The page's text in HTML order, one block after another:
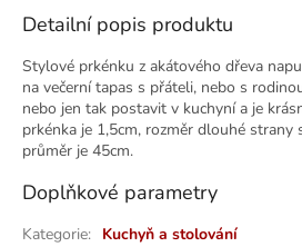
Detailní popis produktu
Stylové prkénku z akátového dřeva
na večerní tapas s přáteli, nebo s
nebo jen tak postavit v kuchyní a je
prkénka je 1,5cm, rozměr dlouhé strany
průměr je 45cm.
Doplňkové parametry
Kategorie: Kuchyň a stolování